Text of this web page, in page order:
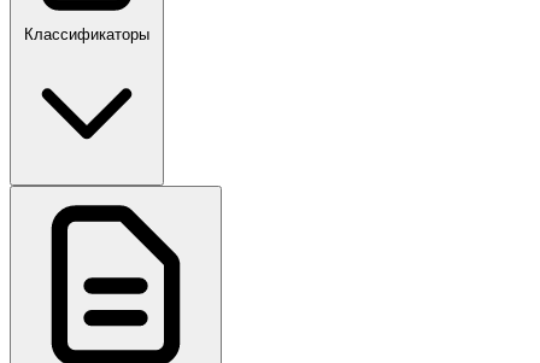
ПР,Р,ПМГ,РМГ
Классификаторы